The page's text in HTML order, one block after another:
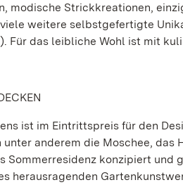
modische Strickkreationen,
weitere selbstgefertigte
Für das leibliche Wohl ist mit
ist im Eintrittspreis für den
anderem die Moschee,
Sommerresidenz konzipiert und
herausragenden